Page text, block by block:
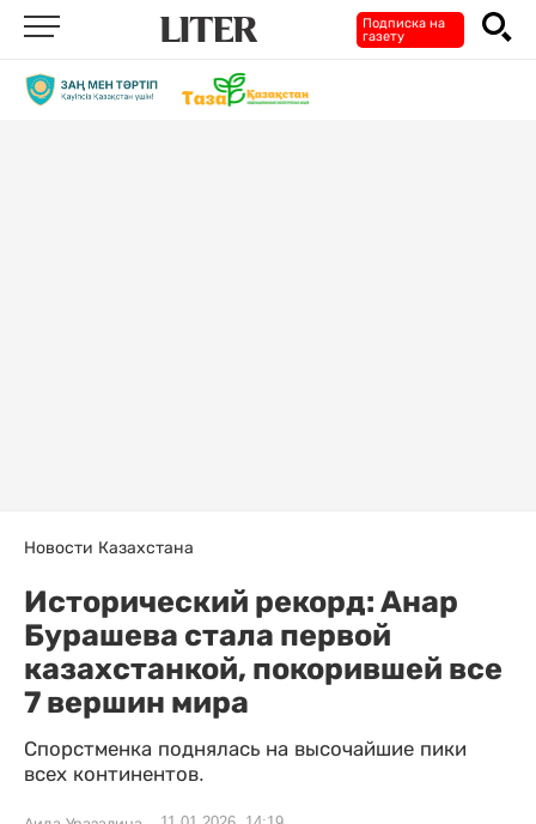
Подписка на
газету
Новости Казахстана
Исторический рекорд: Анар
Бурашева стала первой
казахстанкой, покорившей все
7 вершин мира
Спорстменка поднялась на высочайшие пики
всех континентов.